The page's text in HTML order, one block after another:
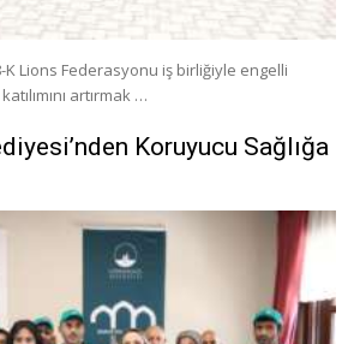
Lions Federasyonu iş birliğiyle engelli
artırmak …
Koruyucu Sağlığa